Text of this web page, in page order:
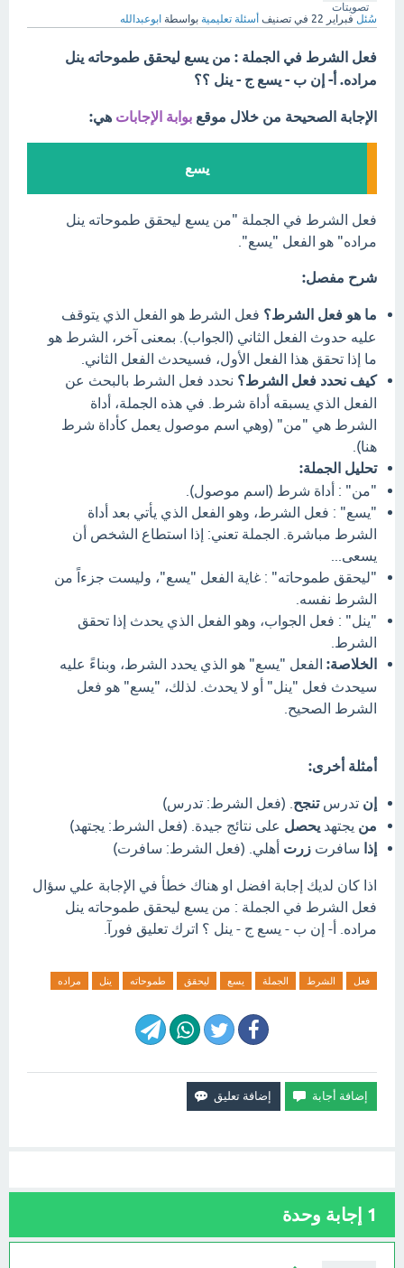
تصويتات
سُئل فبراير 22 في تصنيف أسئلة تعليمية بواسطة ابوعبدالله
فعل الشرط في الجملة : من يسع ليحقق طموحاته ينل
مراده. أ- إن ب - يسع ج - ينل ؟؟
الإجابة الصحيحة من خلال موقع بوابة الإجابات هي:
يسع
فعل الشرط في الجملة "من يسع ليحقق طموحاته ينل
مراده" هو الفعل "يسع".
شرح مفصل:
ما هو فعل الشرط؟ فعل الشرط هو الفعل الذي يتوقف
عليه حدوث الفعل الثاني (الجواب). بمعنى آخر، الشرط هو
ما إذا تحقق هذا الفعل الأول، فسيحدث الفعل الثاني.
كيف نحدد فعل الشرط؟ نحدد فعل الشرط بالبحث عن
الفعل الذي يسبقه أداة شرط. في هذه الجملة، أداة
الشرط هي "من" (وهي اسم موصول يعمل كأداة شرط
هنا).
تحليل الجملة:
"من" : أداة شرط (اسم موصول).
"يسع" : فعل الشرط، وهو الفعل الذي يأتي بعد أداة
الشرط مباشرة. الجملة تعني: إذا استطاع الشخص أن
يسعى...
"ليحقق طموحاته" : غاية الفعل "يسع"، وليست جزءاً من
الشرط نفسه.
"ينل" : فعل الجواب، وهو الفعل الذي يحدث إذا تحقق
الشرط.
الخلاصة: الفعل "يسع" هو الذي يحدد الشرط، وبناءً عليه
سيحدث فعل "ينل" أو لا يحدث. لذلك، "يسع" هو فعل
الشرط الصحيح.
أمثلة أخرى:
إن تدرستنجح . (فعل الشرط: تدرس)
من يجتهد يحصل على نتائج جيدة. (فعل الشرط: يجتهد)
إذا سافرت زرت أهلي. (فعل الشرط: سافرت)
اذا كان لديك إجابة افضل او هناك خطأ في الإجابة علي سؤال
فعل الشرط في الجملة : من يسع ليحقق طموحاته ينل
مراده. أ- إن ب - يسع ج - ينل ؟ اترك تعليق فورآ.
فعل الشرط الجملة يسع ليحقق طموحاته ينل مراده
1 إجابة وحدة